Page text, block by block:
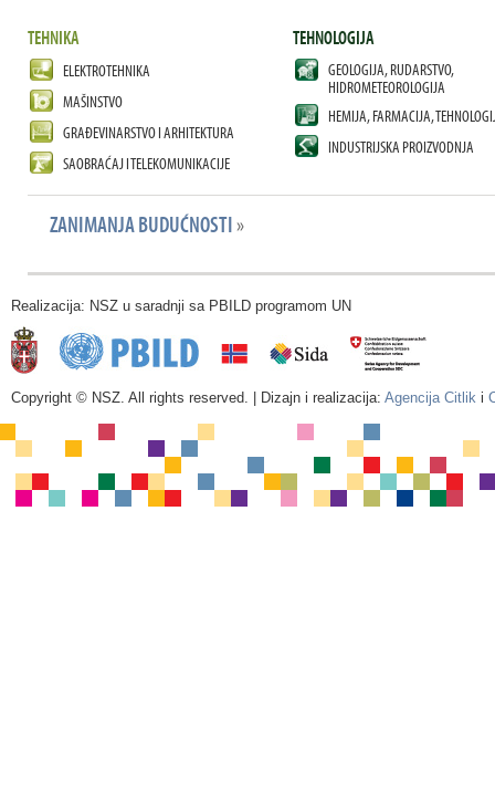
TEHNIKA
ELEKTROTEHNIKA
MAŠINSTVO
GRAĐEVINARSTVO I ARHITEKTURA
SAOBRAĆAJ I TELEKOMUNIKACIJE
TEHNOLOGIJA
GEOLOGIJA, RUDARSTVO,
HIDROMETEOROLOGIJA
HEMIJA, FARMACIJA,
INDUSTRIJSKA PROIZVODNJA
ZANIMANJA BUDUĆNOSTI»
Realizacija: NSZ u saradnji sa PBILD programom UN
Copyright © NSZ. All rights reserved. | Dizajn i realizacija: Agencija Citlik i